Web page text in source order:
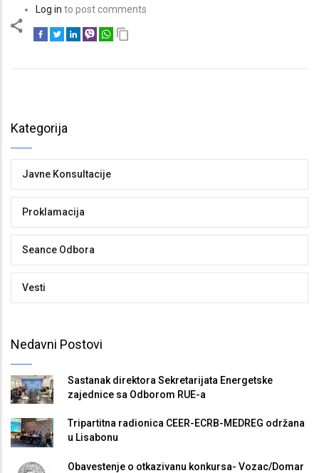
Log in to post comments
Kategorija
Javne Konsultacije
Proklamacija
Seance Odbora
Vesti
Nedavni Postovi
Sastanak direktora Sekretarijata Energetske
zajednice sa Odborom RUE-a
Tripartitna radionica CEER-ECRB-MEDREG održana
u Lisabonu
Obavestenje o otkazivanu konkursa- Vozac/Domar